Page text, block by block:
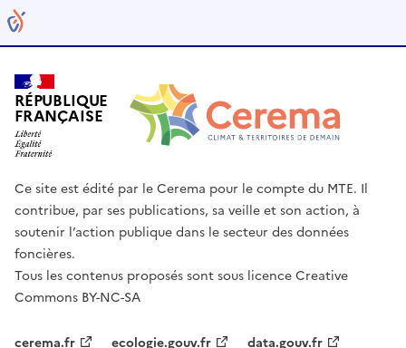
RÉPUBLIQUE
FRANÇAISE
Ce site est édité par le Cerema pour le compte du MTE. Il
contribue, par ses publications, sa veille et son action, à
soutenir l’action publique dans le secteur des données
foncières.
Tous les contenus proposés sont sous licence Creative
Commons BY-NC-SA
cerema.fr ecologie.gouv.fr data.gouv.fr